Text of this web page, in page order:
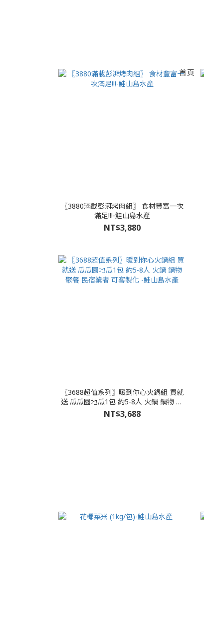
首頁
〖3880滿載彭湃烤肉組〗 食材豐富一次
滿足!!!-鮭山島水產
NT$3,880
〖3688超值系列〗暖到你心火鍋組 買就
送 瓜瓜園地瓜1包 約5-8人 火鍋 鍋物 聚
餐 民宿業者 可客製化 -鮭山島水產
NT$3,688